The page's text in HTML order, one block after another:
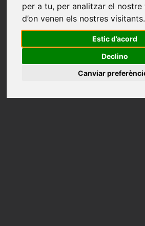
per a tu, per analitzar el
d’on venen els nostres visitants.
Estic d’acord
Declino
Canviar